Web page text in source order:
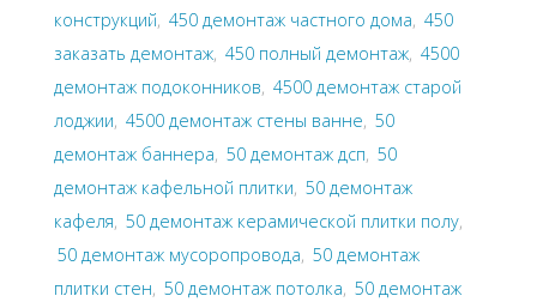
конструкций, 450 демонтаж частного дома, 450
заказать демонтаж, 450 полный демонтаж, 4500
демонтаж подоконников, 4500 демонтаж старой
лоджии, 4500 демонтаж стены ванне, 50
демонтаж баннера, 50 демонтаж дсп, 50
демонтаж кафельной плитки, 50 демонтаж
кафеля, 50 демонтаж керамической плитки полу,
50 демонтаж мусоропровода, 50 демонтаж
плитки стен, 50 демонтаж потолка, 50 демонтаж